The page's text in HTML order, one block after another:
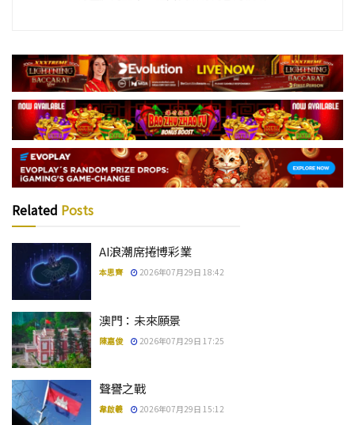
Related Posts
AI浪潮席捲博彩業
本思齊 2026年07月29日 18:42
澳門：未來願景
陳嘉俊 2026年07月29日 17:25
聲譽之戰
韋啟羲 2026年07月29日 15:12